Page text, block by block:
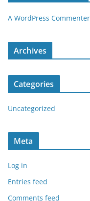
A WordPress Commenter
Archives
Categories
Uncategorized
Meta
Log in
Entries feed
Comments feed